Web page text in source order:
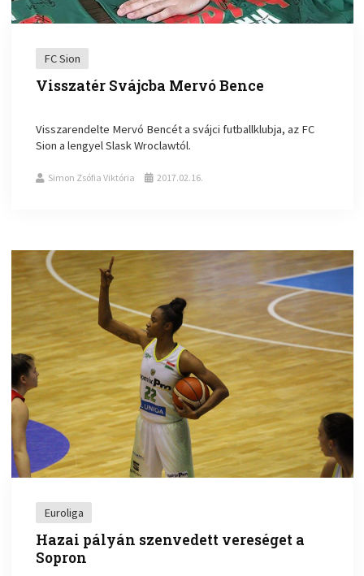
FC Sion
Visszatér Svájcba Mervó Bence
Visszarendelte Mervó Bencét a svájci futballklubja, az FC
Sion a lengyel Slask Wroclawtól.
Simon Zsófia Viktória 2017.02.16.
Euroliga
Hazai pályán szenvedett vereséget a
Sopron